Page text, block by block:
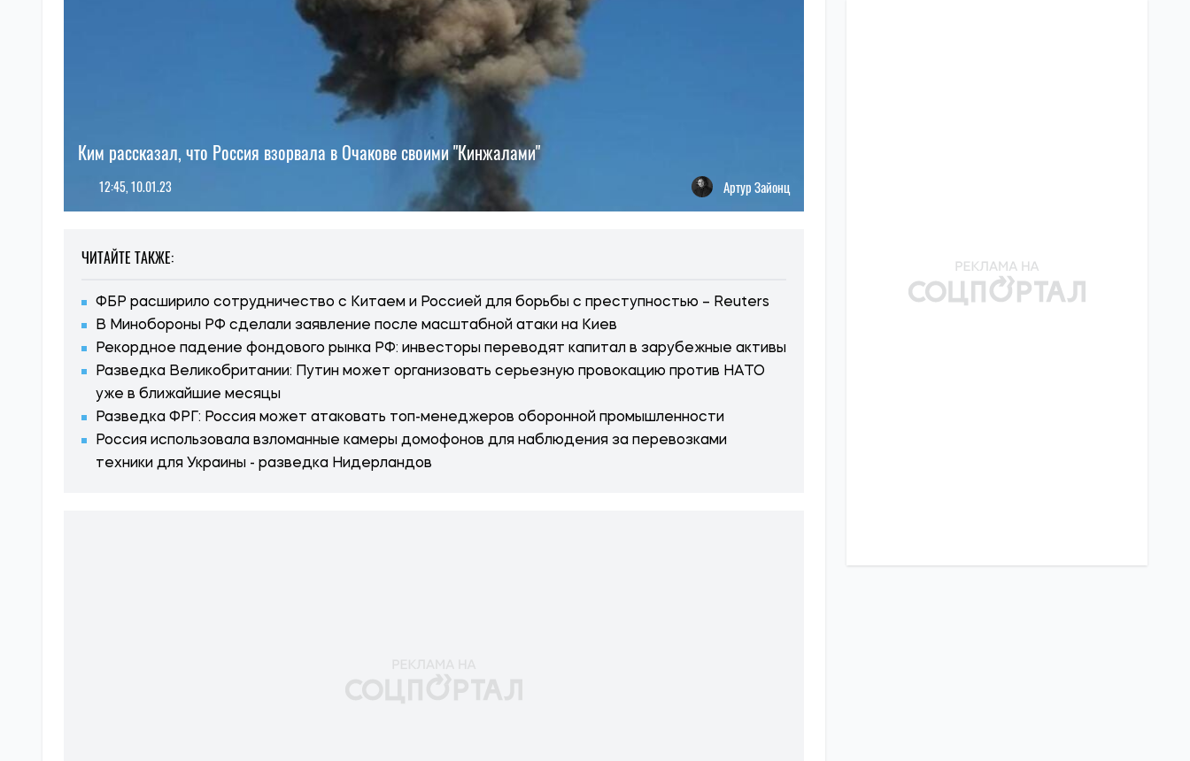
Ким рассказал, что Россия взорвала в Очакове своими "Кинжалами"
12:45, 10.01.23 Артур Зайонц
ЧИТАЙТЕ ТАКЖЕ:
ФБР расширило сотрудничество с Китаем и Россией для борьбы с преступностью – Reuters
В Минобороны РФ сделали заявление после масштабной атаки на Киев
Рекордное падение фондового рынка РФ: инвесторы переводят капитал в зарубежные активы
Разведка Великобритании: Путин может организовать серьезную провокацию против НАТО
уже в ближайшие месяцы
Разведка ФРГ: Россия может атаковать топ-менеджеров оборонной промышленности
Россия использовала взломанные камеры домофонов для наблюдения за перевозками
техники для Украины - разведка Нидерландов